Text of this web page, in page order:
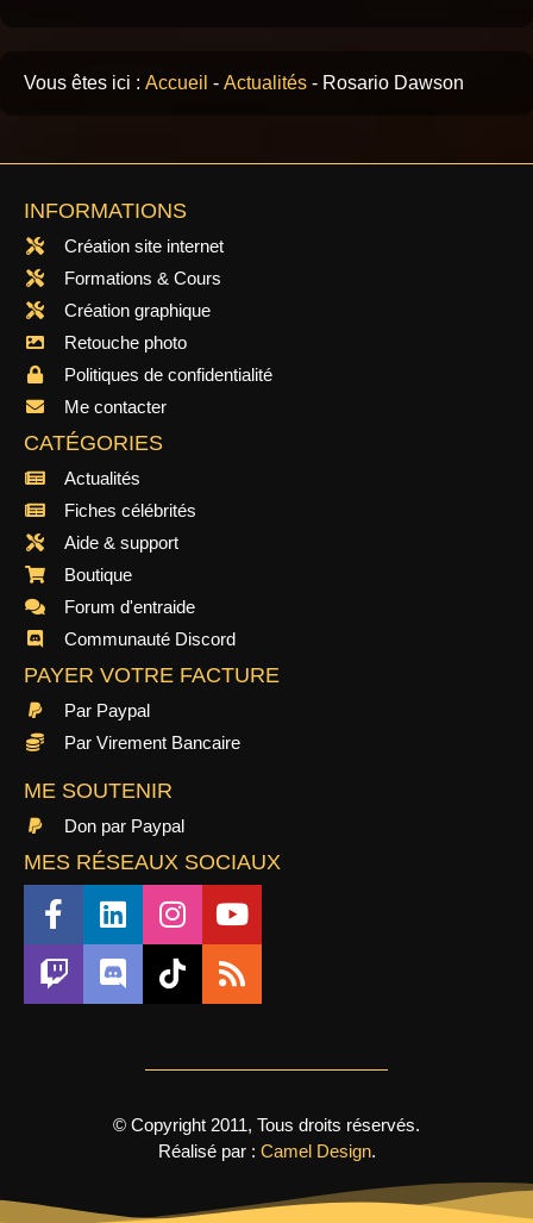
Vous êtes ici : Accueil - Actualités - Rosario Dawson
INFORMATIONS
Création site internet
Formations & Cours
Création graphique
Retouche photo
Politiques de confidentialité
Me contacter
CATÉGORIES
Actualités
Fiches célébrités
Aide & support
Boutique
Forum d'entraide
Communauté Discord
PAYER VOTRE FACTURE
Par Paypal
Par Virement Bancaire
ME SOUTENIR
Don par Paypal
MES RÉSEAUX SOCIAUX
© Copyright 2011, Tous droits réservés.
Réalisé par : Camel Design.